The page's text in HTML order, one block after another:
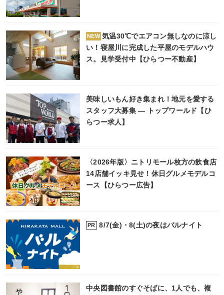
NEW 気温30℃でエアコン無しなのに涼し
い！寝屋川に完成した平屋のモデルハウ
ス。見学受付中【ひらつー不動産】
美味しいもん好き集まれ！地元を愛する
スタッフ大募集 ― トップワールド【ひ
らつー求人】
〈2026年版〉ニトリモール枚方の飲食店
14店舗イッキ見せ！休日グルメモデルコ
ース【ひらつー広告】
PR 8/7(金)・8(土)の夜はバルナイト
中央図書館のすぐそばに、1人でも、複